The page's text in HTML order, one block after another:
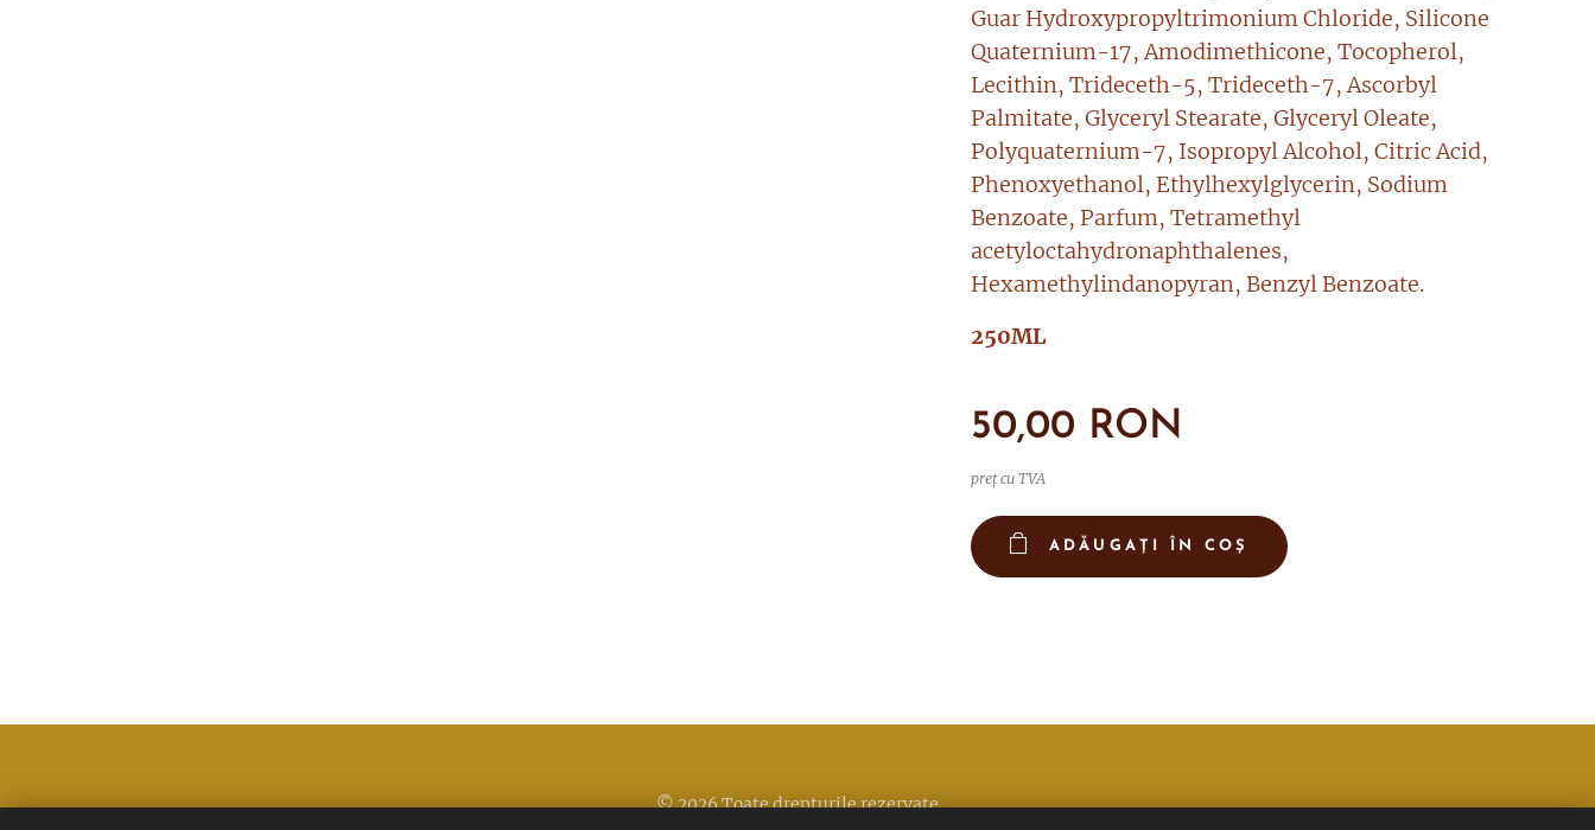
Guar Hydroxypropyltrimonium Chloride, Silicone
Quaternium-17, Amodimethicone, Tocopherol,
Lecithin, Trideceth-5, Trideceth-7, Ascorbyl
Palmitate, Glyceryl Stearate, Glyceryl Oleate,
Polyquaternium-7, Isopropyl Alcohol, Citric Acid,
Phenoxyethanol, Ethylhexylglycerin, Sodium
Benzoate, Parfum, Tetramethyl
acetyloctahydronaphthalenes,
Hexamethylindanopyran, Benzyl Benzoate.
250ML
50,00 RON
preț cu TVA
ADĂUGAȚI ÎN COȘ
© 2026 Toate drepturile rezervate